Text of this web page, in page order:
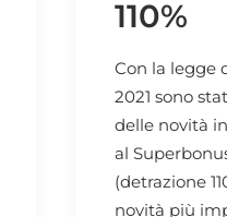
110%
Con la legge
2021 sono
delle novità
al
(detrazione
novità più